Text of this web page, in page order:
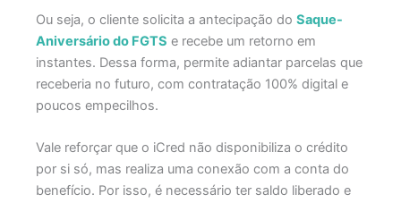
Ou seja, o cliente solicita a antecipação do Saque-
Aniversário do FGTS e recebe um retorno em
instantes. Dessa forma, permite adiantar parcelas que
receberia no futuro, com contratação 100% digital e
poucos empecilhos.
Vale reforçar que o iCred não disponibiliza o crédito
por si só, mas realiza uma conexão com a conta do
benefício. Por isso, é necessário ter saldo liberado e